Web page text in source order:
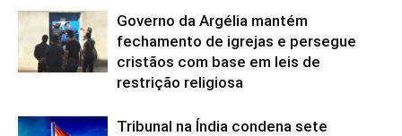
Governo da Argélia mantém
fechamento de igrejas e persegue
cristãos com base em leis de
restrição religiosa
Tribunal na Índia condena sete